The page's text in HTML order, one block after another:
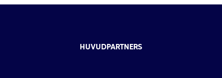
HUVUDPARTNERS